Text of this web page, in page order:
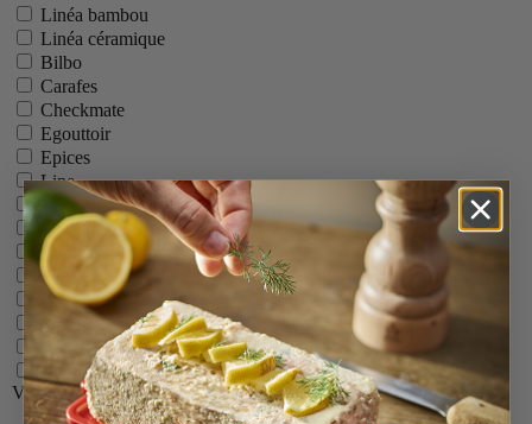
Linéa bambou
Linéa céramique
Bilbo
Carafes
Checkmate
Egouttoir
Epices
Line
Madras
Maestro
Paris
Paris Chef
Paris Nature
Paris U Select
Verres
Voir 8 de plusVoir moins